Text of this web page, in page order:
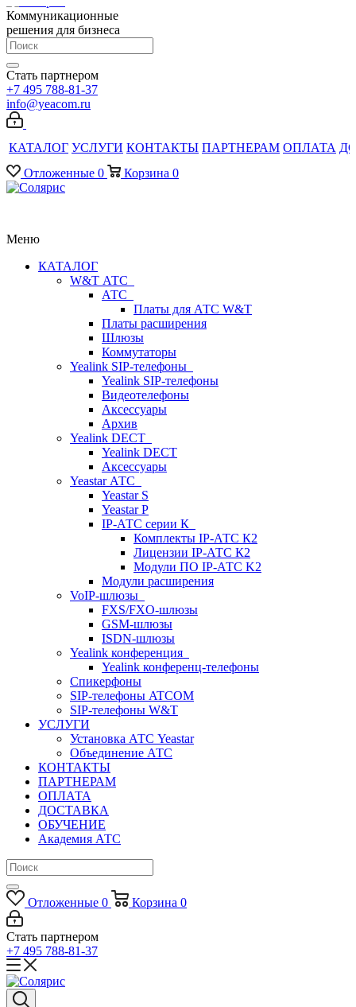
Коммуникационные
решения для бизнеса
Стать партнером
+7 495 788-81-37
info@yeacom.ru
КАТАЛОГ УСЛУГИ КОНТАКТЫ ПАРТНЕРАМ ОПЛАТА
Отложенные 0 Корзина 0
Меню
КАТАЛОГ
W&T АТС
АТС
Платы для АТС W&T
Платы расширения
Шлюзы
Коммутаторы
Yealink SIP-телефоны
Yealink SIP-телефоны
Видеотелефоны
Аксессуары
Архив
Yealink DECT
Yealink DECT
Аксессуары
Yeastar АТС
Yeastar S
Yeastar P
IP-АТС серии К
Комплекты IP-АТС К2
Лицензии IP-АТС К2
Модули ПО IP-АТС K2
Модули расширения
VoIP-шлюзы
FXS/FXO-шлюзы
GSM-шлюзы
ISDN-шлюзы
Yealink конференция
Yealink конференц-телефоны
Спикерфоны
SIP-телефоны ATCOM
SIP-телефоны W&T
УСЛУГИ
Установка АТС Yeastar
Объединение АТС
КОНТАКТЫ
ПАРТНЕРАМ
ОПЛАТА
ДОСТАВКА
ОБУЧЕНИЕ
Академия АТС
Отложенные 0 Корзина 0
Стать партнером
+7 495 788-81-37